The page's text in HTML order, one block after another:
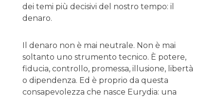
dei temi più decisivi del nostro tempo: il
denaro.
Il denaro non è mai neutrale. Non è mai
soltanto uno strumento tecnico. È potere,
fiducia, controllo, promessa, illusione, libertà
o dipendenza. Ed è proprio da questa
consapevolezza che nasce Eurydia: una